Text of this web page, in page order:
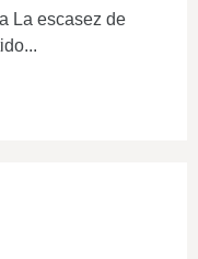
La escasez de